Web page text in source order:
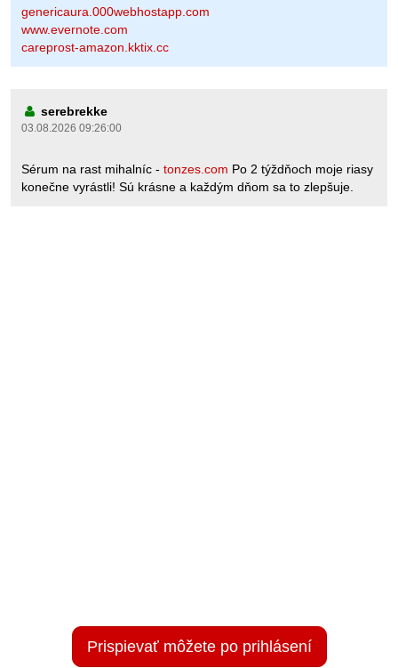
genericaura.000webhostapp.com
www.evernote.com
careprost-amazon.kktix.cc
serebrekke
03.08.2026 09:26:00
Sérum na rast mihalníc - tonzes.com Po 2 týždňoch moje riasy
konečne vyrástli! Sú krásne a každým dňom sa to zlepšuje.
Prispievať môžete po prihlásení